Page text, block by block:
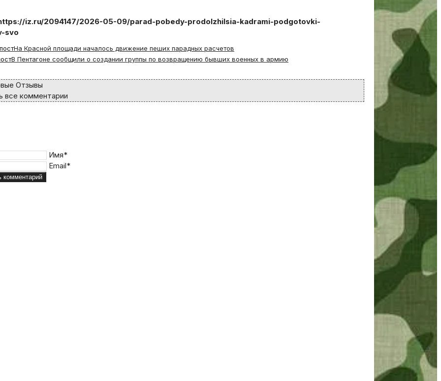
iz.ru/2094147/2026-05-09/parad-pobedy-prodolzhilsia-kadrami-podgotovki-
svo
На Красной площади началось движение пеших парадных расчетов
В Пентагоне сообщили о создании группы по возвращению бывших военных в армию
Отзывы
все комментарии
Имя*
Email*